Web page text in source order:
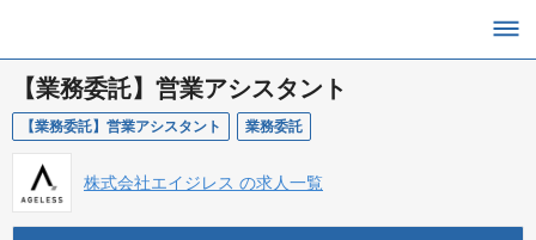
【業務委託】営業アシスタント
【業務委託】営業アシスタント 業務委託
株式会社エイジレス の求人一覧